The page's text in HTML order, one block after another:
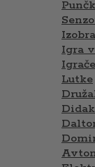
Igra
Lutke